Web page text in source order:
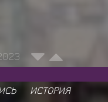
ИСТОРИЯ